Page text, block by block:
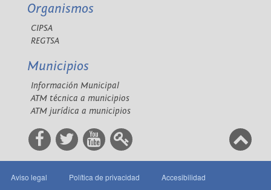
Organismos
CIPSA
REGTSA
Municipios
Información Municipal
ATM técnica a municipios
ATM jurídica a municipios
Aviso legal Política de privacidad Accesibilidad